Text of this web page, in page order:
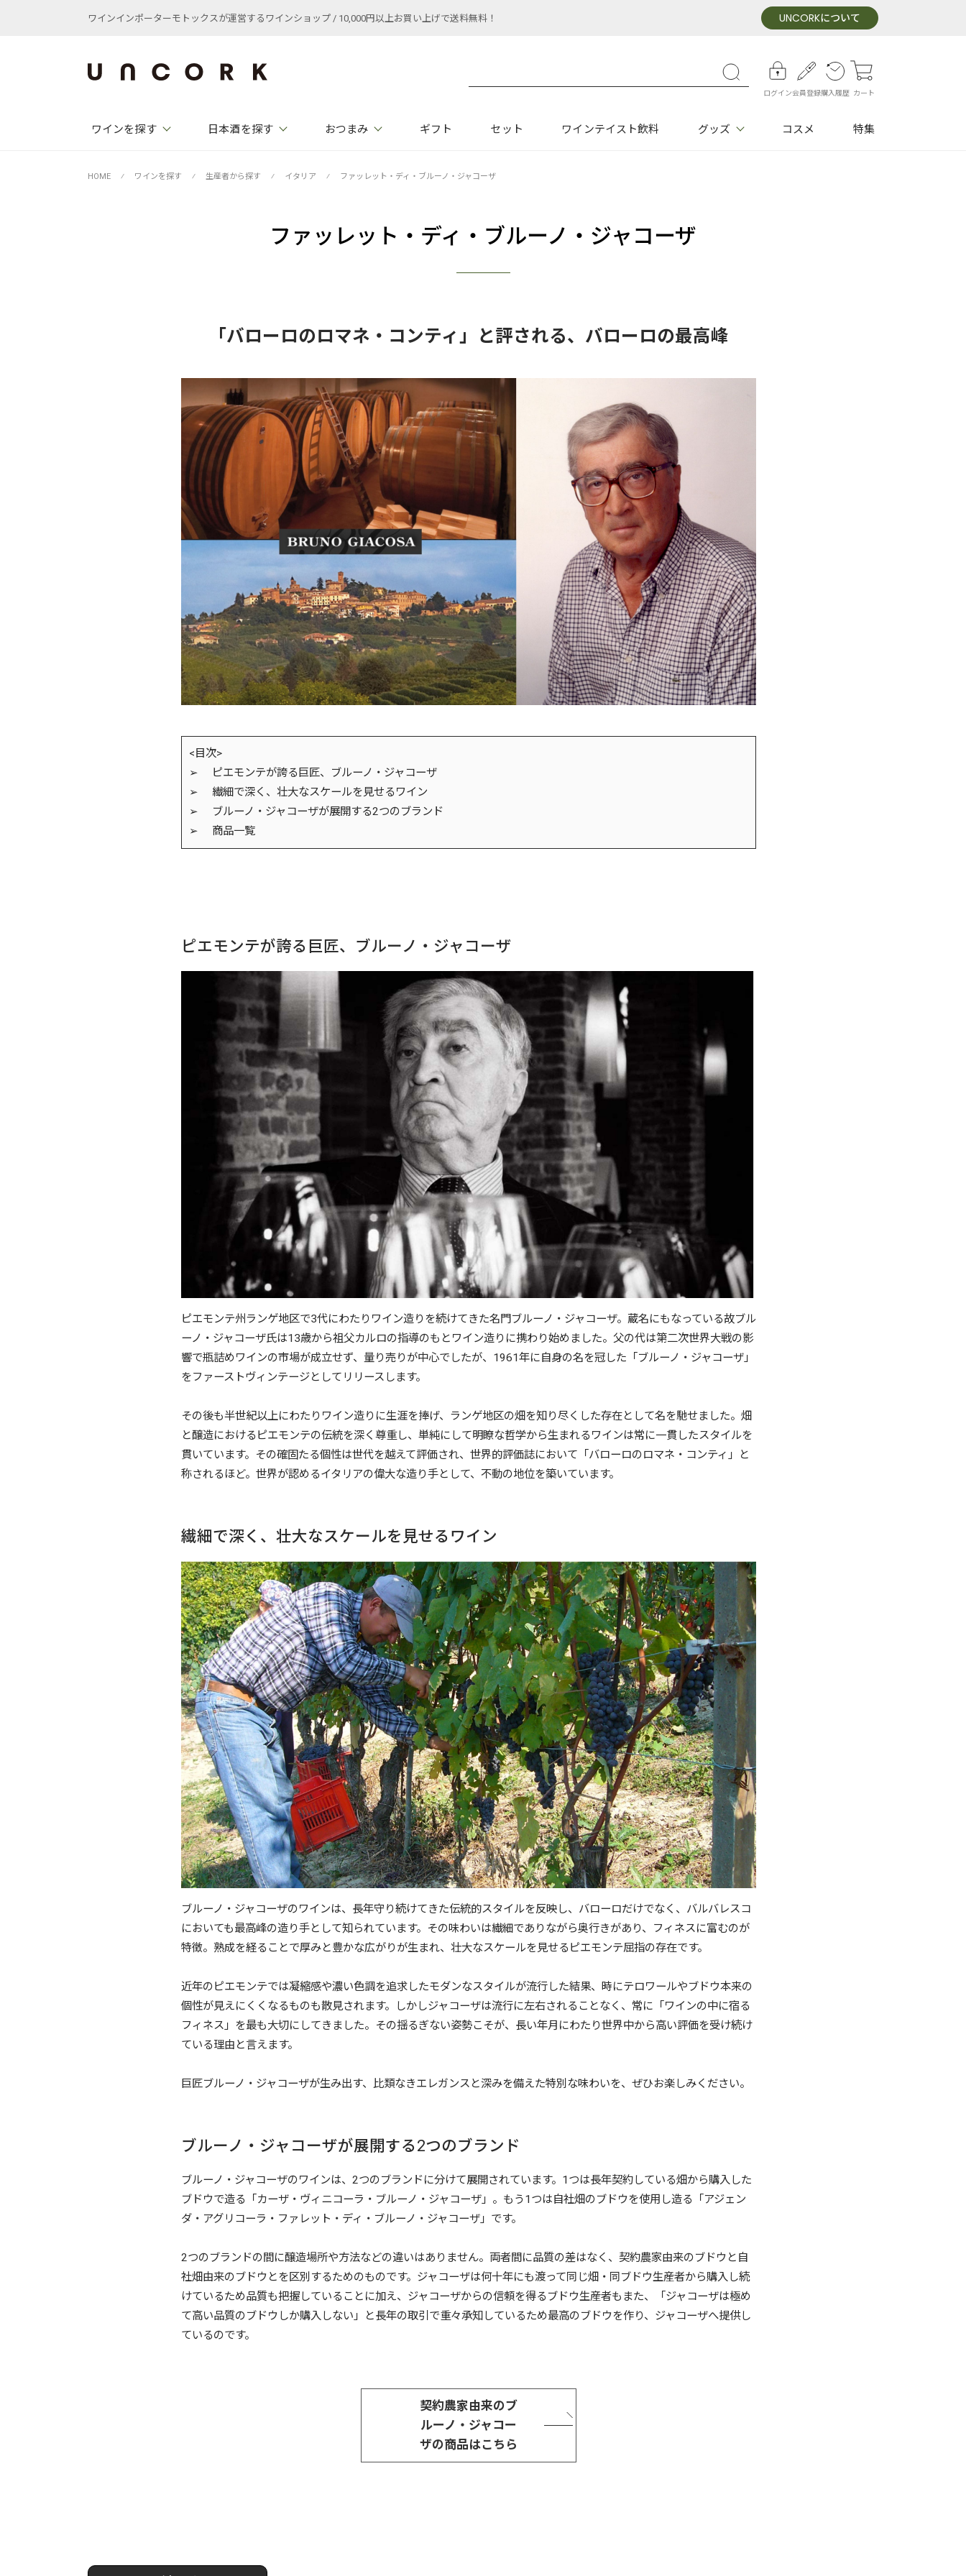
ワインインポーターモトックスが運営するワインショップ / 10,000円以上お買い上げで送料無料！ UNCORKについて
ログイン会員登録購入履歴 カート
ワインを探す 日本酒を探す おつまみ ギフト セット ワインテイスト飲料 グッズ コスメ 特集
HOME ⁄ ワインを探す ⁄ 生産者から探す ⁄ イタリア ⁄ ファッレット・ディ・ブルーノ・ジャコーザ
ファッレット・ディ・ブルーノ・ジャコーザ
「バローロのロマネ・コンティ」と評される、バローロの最高峰
<目次>
➢ ピエモンテが誇る巨匠、ブルーノ・ジャコーザ
➢ 繊細で深く、壮大なスケールを見せるワイン
➢ ブルーノ・ジャコーザが展開する2つのブランド
➢ 商品一覧
ピエモンテが誇る巨匠、ブルーノ・ジャコーザ
ピエモンテ州ランゲ地区で3代にわたりワイン造りを続けてきた名門ブルーノ・ジャコーザ。蔵名にもなっている故ブル
ーノ・ジャコーザ氏は13歳から祖父カルロの指導のもとワイン造りに携わり始めました。父の代は第二次世界大戦の影
響で瓶詰めワインの市場が成立せず、量り売りが中心でしたが、1961年に自身の名を冠した「ブルーノ・ジャコーザ」
をファーストヴィンテージとしてリリースします。
その後も半世紀以上にわたりワイン造りに生涯を捧げ、ランゲ地区の畑を知り尽くした存在として名を馳せました。畑
と醸造におけるピエモンテの伝統を深く尊重し、単純にして明瞭な哲学から生まれるワインは常に一貫したスタイルを
貫いています。その確固たる個性は世代を越えて評価され、世界的評価誌において「バローロのロマネ・コンティ」と
称されるほど。世界が認めるイタリアの偉大な造り手として、不動の地位を築いています。
繊細で深く、壮大なスケールを見せるワイン
ブルーノ・ジャコーザのワインは、長年守り続けてきた伝統的スタイルを反映し、バローロだけでなく、バルバレスコ
においても最高峰の造り手として知られています。その味わいは繊細でありながら奥行きがあり、フィネスに富むのが
特徴。熟成を経ることで厚みと豊かな広がりが生まれ、壮大なスケールを見せるピエモンテ屈指の存在です。
近年のピエモンテでは凝縮感や濃い色調を追求したモダンなスタイルが流行した結果、時にテロワールやブドウ本来の
個性が見えにくくなるものも散見されます。しかしジャコーザは流行に左右されることなく、常に「ワインの中に宿る
フィネス」を最も大切にしてきました。その揺るぎない姿勢こそが、長い年月にわたり世界中から高い評価を受け続け
ている理由と言えます。
巨匠ブルーノ・ジャコーザが生み出す、比類なきエレガンスと深みを備えた特別な味わいを、ぜひお楽しみください。
ブルーノ・ジャコーザが展開する2つのブランド
ブルーノ・ジャコーザのワインは、2つのブランドに分けて展開されています。1つは長年契約している畑から購入した
ブドウで造る「カーザ・ヴィニコーラ・ブルーノ・ジャコーザ」。もう1つは自社畑のブドウを使用し造る「アジェン
ダ・アグリコーラ・ファレット・ディ・ブルーノ・ジャコーザ」です。
2つのブランドの間に醸造場所や方法などの違いはありません。両者間に品質の差はなく、契約農家由来のブドウと自
社畑由来のブドウとを区別するためのものです。ジャコーザは何十年にも渡って同じ畑・同ブドウ生産者から購入し続
けているため品質も把握していることに加え、ジャコーザからの信頼を得るブドウ生産者もまた、「ジャコーザは極め
て高い品質のブドウしか購入しない」と長年の取引で重々承知しているため最高のブドウを作り、ジャコーザへ提供し
ているのです。
契約農家由来のブ
ルーノ・ジャコー
ザの商品はこちら